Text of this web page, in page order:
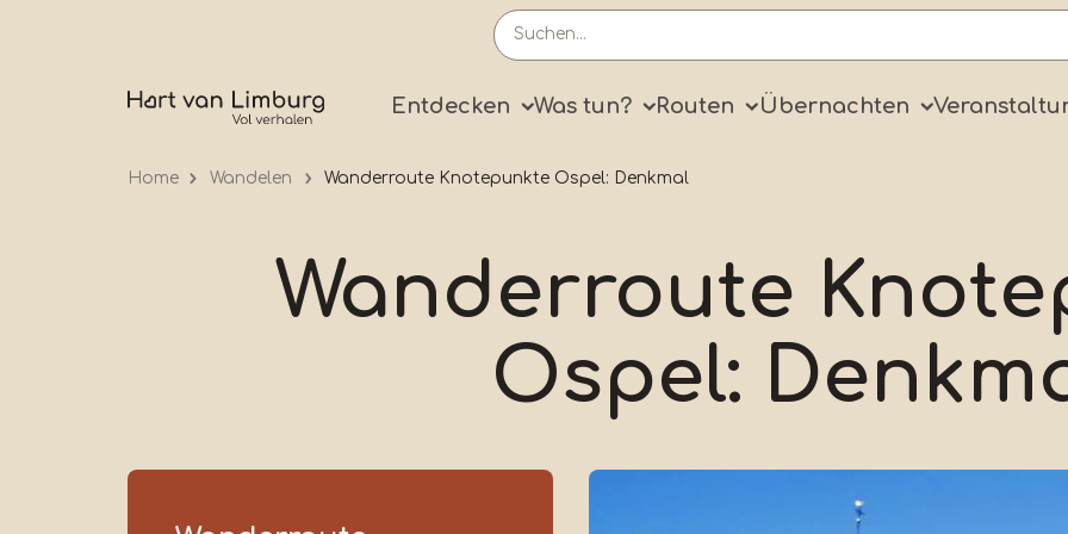
Primary
Entdecken Was tun? Routen Übernachten
Home Wandelen Wanderroute Knotepunkte Ospel: Denkmal
Wanderroute
Ospel: